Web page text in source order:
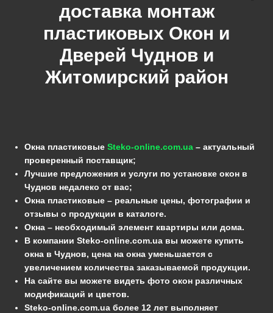
доставка монтаж
пластиковых Окон и
Дверей Чуднови
Житомирский район
Окна пластиковые Steko-online.com.ua – актуальный
проверенный поставщик;
Лучшие предложения и услуги по установке окон в
Чуднов недалеко от вас;
Окна пластиковые – реальные цены, фотографии и
отзывы о продукции в каталоге.
Окна – необходимый элемент квартиры или дома.
В компании Steko-online.com.ua вы можете купить
окна в Чуднов, цена на окна уменьшается с
увеличением количества заказываемой продукции.
На сайте вы можете видеть фото окон различных
модификаций и цветов.
Steko-online.com.ua более 12 лет выполняет